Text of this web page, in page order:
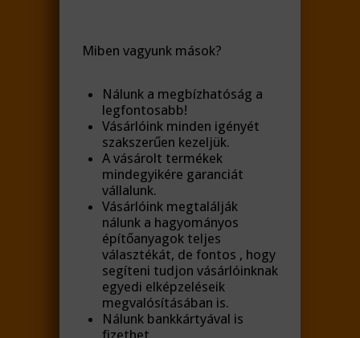
Miben vagyunk mások?
Nálunk a megbízhatóság a
legfontosabb!
Vásárlóink minden igényét
szakszerűen kezeljük.
A vásárolt termékek
mindegyikére garanciát
vállalunk.
Vásárlóink megtalálják
nálunk a hagyományos
építőanyagok teljes
választékát, de fontos , hogy
segíteni tudjon vásárlóinknak
egyedi elképzeléseik
megvalósításában is.
Nálunk bankkártyával is
fizethet.